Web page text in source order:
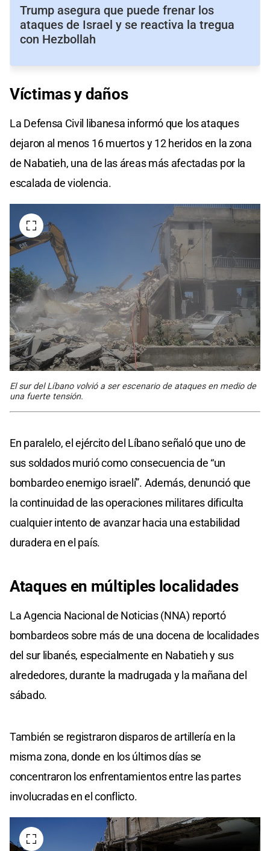
Trump asegura que puede frenar los
ataques de Israel y se reactiva la tregua
con Hezbollah
Víctimasy daños
La Defensa Civil libanesa informó que los ataques
dejaron al menos 16 muertos y 12 heridos en la zona
de Nabatieh, una de las áreas más afectadas por la
escalada de violencia.
El sur del Líbano volvió a ser escenario de ataques en medio de
una fuerte tensión.
En paralelo, el ejército del Líbano señaló que uno de
sus soldados murió como consecuencia de “un
bombardeo enemigo israelí”. Además, denunció que
la continuidad de las operaciones militares dificulta
cualquier intento de avanzar hacia una estabilidad
duradera en el país.
Ataques en múltiples localidades
La Agencia Nacional de Noticias (NNA) reportó
bombardeos sobre más de una docena de localidades
del sur libanés, especialmente en Nabatieh y sus
alrededores, durante la madrugada y la mañana del
sábado.
También se registraron disparos de artillería en la
misma zona, donde en los últimos días se
concentraron los enfrentamientos entre las partes
involucradas en el conflicto.